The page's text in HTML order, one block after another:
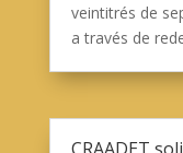
veintitrés de
a través de
CRAADET